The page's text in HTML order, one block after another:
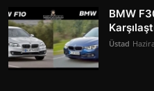
BMW
Üstad